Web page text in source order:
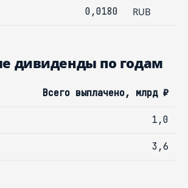
0,0180 RUB
дивиденды по годам
Всего выплачено, млрд ₽
1,0
3,6